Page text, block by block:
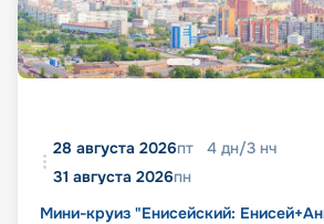
28 августа 2026пт 4 дн/3 нч
31 августа 2026пн
Мини-круиз "Енисейский: